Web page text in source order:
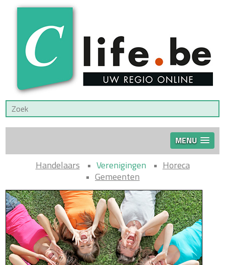
MENU
Handelaars Verenigingen
Horeca
Gemeenten